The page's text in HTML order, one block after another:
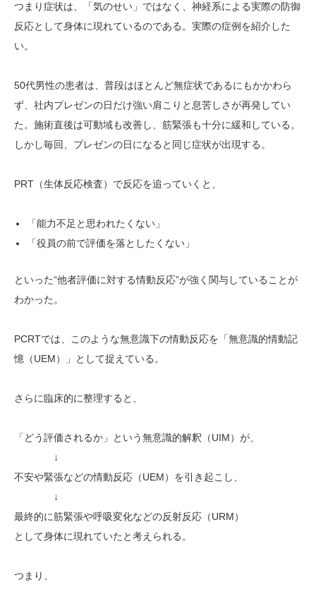
つまり症状は、「気のせい」ではなく、神経系による実際の防御
反応として身体に現れているのである。実際の症例を紹介した
い。
50代男性の患者は、普段はほとんど無症状であるにもかかわら
ず、社内プレゼンの日だけ強い肩こりと息苦しさが再発してい
た。施術直後は可動域も改善し、筋緊張も十分に緩和している。
しかし毎回、プレゼンの日になると同じ症状が出現する。
PRT（生体反応検査）で反応を追っていくと、
「能力不足と思われたくない」
「役員の前で評価を落としたくない」
といった“他者評価に対する情動反応”が強く関与していることが
わかった。
PCRTでは、このような無意識下の情動反応を「無意識的情動記
憶（UEM）」として捉えている。
さらに臨床的に整理すると、
「どう評価されるか」という無意識的解釈（UIM）が、
↓
不安や緊張などの情動反応（UEM）を引き起こし、
↓
最終的に筋緊張や呼吸変化などの反射反応（URM）
として身体に現れていたと考えられる。
つまり、